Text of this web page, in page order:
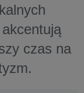
czas na